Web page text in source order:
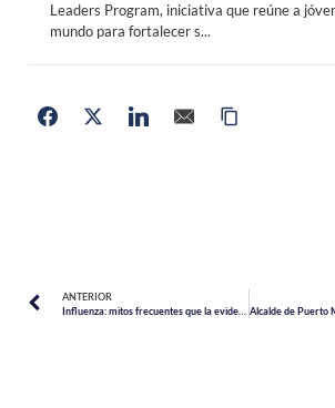
Leaders Program, iniciativa que reúne a
mundo para fortalecer s...
ANTERIOR
Influenza: mitos frecuentes que la evidencia científica desmiente